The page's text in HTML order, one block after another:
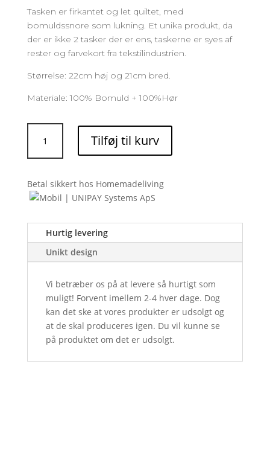
Tasken er firkantet og let quiltet, med
bomuldssnore som lukning. Et unika produkt, da
der er ikke 2 tasker der er ens, taskerne er syes af
rester og farvekort fra tekstilindustrien.
Størrelse: 22cm høj og 21cm bred.
Materiale: 100% Bomuld + 100%Hør
taske:
Komebukuro
antal
Tilføj til kurv
Betal sikkert hos Homemadeliving
Hurtig levering
Unikt design
Vi betræber os på at levere så hurtigt som
muligt! Forvent imellem 2-4 hver dage. Dog
kan det ske at vores produkter er udsolgt og
at de skal produceres igen. Du vil kunne se
på produktet om det er udsolgt.